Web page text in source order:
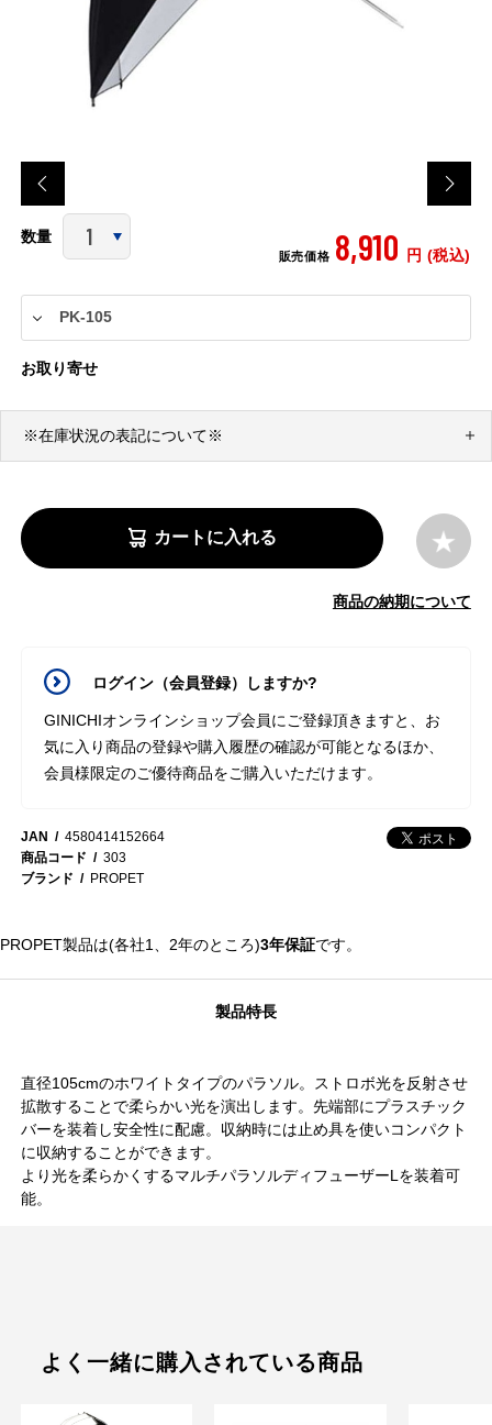
数量
販売価格 8,910 円 (税込)
お取り寄せ
※在庫状況の表記について※
カートに入れる
商品の納期について
ログイン（会員登録）しますか?
GINICHIオンラインショップ会員にご登録頂きますと、お
気に入り商品の登録や購入履歴の確認が可能となるほか、
会員様限定のご優待商品をご購入いただけます。
JAN
4580414152664
商品コード
303
ブランド
PROPET
PROPET製品は(各社1、2年のところ)3年保証です。
製品特長
直径105cmのホワイトタイプのパラソル。ストロボ光を反射させ
拡散することで柔らかい光を演出します。先端部にプラスチック
バーを装着し安全性に配慮。収納時には止め具を使いコンパクト
に収納することができます。
より光を柔らかくするマルチパラソルディフューザーLを装着可
能。
よく一緒に購入されている商品